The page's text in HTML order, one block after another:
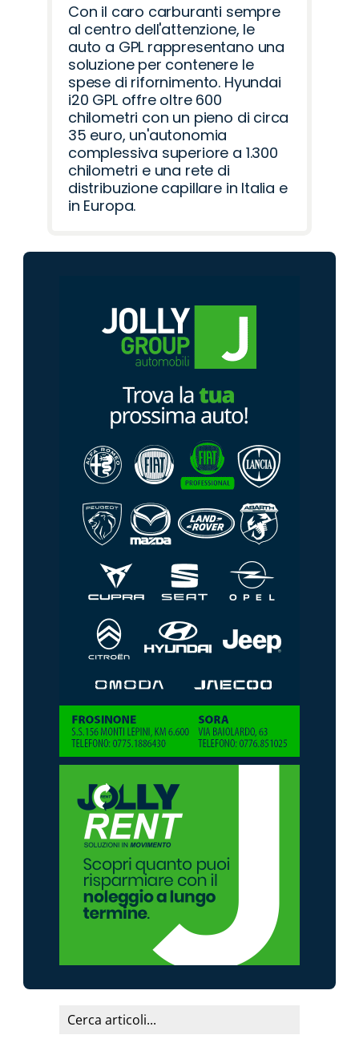
Con il caro carburanti sempre
al centro dell'attenzione, le
auto a GPL rappresentano una
soluzione per contenere le
spese di rifornimento. Hyundai
i20 GPL offre oltre 600
chilometri con un pieno di circa
35 euro, un'autonomia
complessiva superiore a 1.300
chilometri e una rete di
distribuzione capillare in Italia e
in Europa.